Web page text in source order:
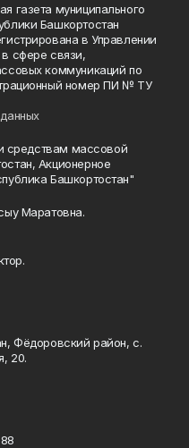
газета муниципального
Башкортостан
в Управлении
сфере связи,
коммуникаций по
номер ПИ № ТУ
средствам массовой
Акционерное
Башкортостан"
Маратовна.
Фёдоровский район, с.
20.